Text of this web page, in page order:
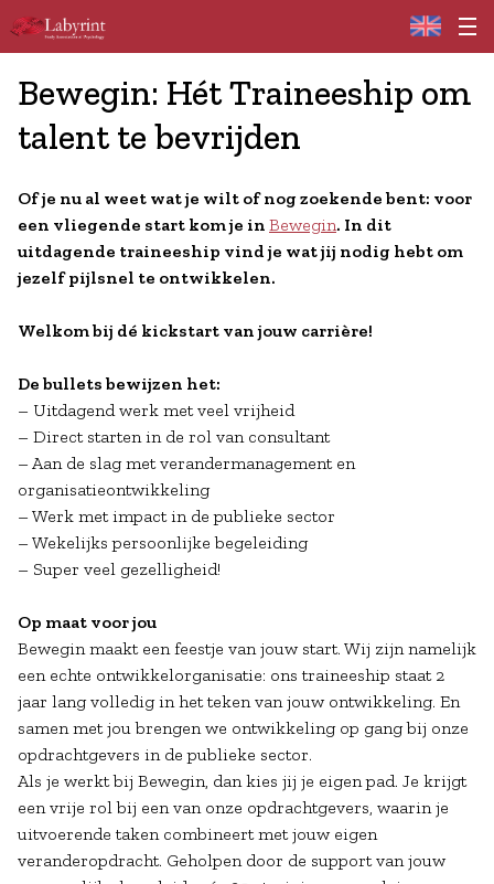
Home
Bewegin: Hét Traineeship om
talent te bevrijden
Of je nu al weet wat je wilt of nog zoekende bent: voor
een vliegende start kom je in Bewegin. In dit
uitdagende traineeship vind je wat jij nodig hebt om
jezelf pijlsnel te ontwikkelen.
Welkom bij dé kickstart van jouw carrière!
De bullets bewijzen het:
– Uitdagend werk met veel vrijheid
– Direct starten in de rol van consultant
– Aan de slag met verandermanagement en
organisatieontwikkeling
– Werk met impact in de publieke sector
– Wekelijks persoonlijke begeleiding
– Super veel gezelligheid!
Op maat voor jou
Bewegin maakt een feestje van jouw start. Wij zijn namelijk
een echte ontwikkelorganisatie: ons traineeship staat 2
jaar lang volledig in het teken van jouw ontwikkeling. En
samen met jou brengen we ontwikkeling op gang bij onze
opdrachtgevers in de publieke sector.
Als je werkt bij Bewegin, dan kies jij je eigen pad. Je krijgt
een vrije rol bij een van onze opdrachtgevers, waarin je
uitvoerende taken combineert met jouw eigen
veranderopdracht. Geholpen door de support van jouw